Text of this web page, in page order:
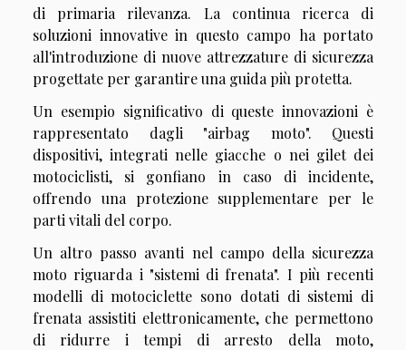
di primaria rilevanza. La continua ricerca di
soluzioni innovative in questo campo ha portato
all'introduzione di nuove attrezzature di sicurezza
progettate per garantire una guida più protetta.
Un esempio significativo di queste innovazioni è
rappresentato dagli "airbag moto". Questi
dispositivi, integrati nelle giacche o nei gilet dei
motociclisti, si gonfiano in caso di incidente,
offrendo una protezione supplementare per le
parti vitali del corpo.
Un altro passo avanti nel campo della sicurezza
moto riguarda i "sistemi di frenata". I più recenti
modelli di motociclette sono dotati di sistemi di
frenata assistiti elettronicamente, che permettono
di ridurre i tempi di arresto della moto,